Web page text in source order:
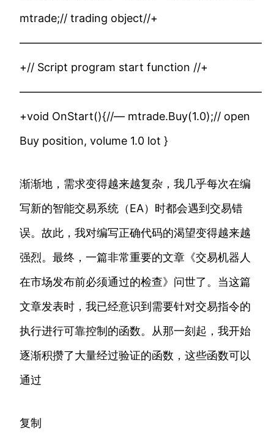
mtrade;// trading object//+
——————————————————————
+// Script program start function //+
——————————————————————
+void OnStart(){//— mtrade.Buy(1.0);// open
Buy position, volume 1.0 lot }
渐渐地，需求变得越来越复杂，我几乎每次在编
写新的智能交易系统（EA）时都会遇到交易错
误。故此，我对编写正确代码的渴望变得越来越
强烈。最终，一篇非常重要的文章《交易机器人
在市场发布前必须通过的检查》问世了。当这篇
文章发表时，我已经意识到需要针对交易指令的
执行进行可靠控制的函数。从那一刻起，我开始
逐渐积攒了大量经过验证的函数，这些函数可以
通过
复制